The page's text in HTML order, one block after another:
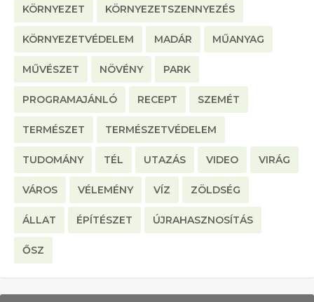
KÖRNYEZET KÖRNYEZETSZENNYEZÉS
KÖRNYEZETVÉDELEM MADÁR MŰANYAG
MŰVÉSZET NÖVÉNY PARK
PROGRAMAJÁNLÓ RECEPT SZEMÉT
TERMÉSZET TERMÉSZETVÉDELEM
TUDOMÁNY TÉL UTAZÁS VIDEO VIRÁG
VÁROS VÉLEMÉNY VÍZ ZÖLDSÉG
ÁLLAT ÉPÍTÉSZET ÚJRAHASZNOSÍTÁS
ŐSZ